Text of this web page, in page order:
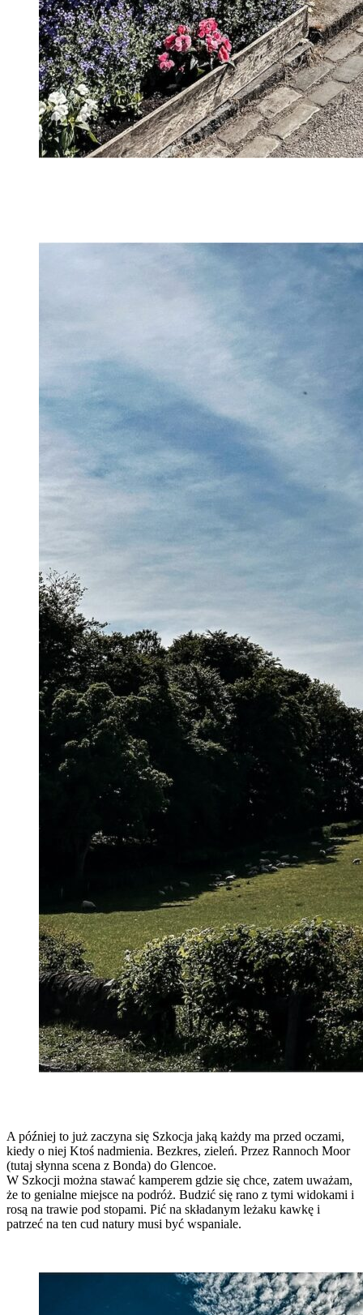
A później to już zaczyna się Szkocja jaką każdy ma przed oczami,
kiedy o niej Ktoś nadmienia. Bezkres, zieleń. Przez Rannoch Moor
(tutaj słynna scena z Bonda) do Glencoe.
W Szkocji można stawać kamperem gdzie się chce, zatem uważam,
że to genialne miejsce na podróż. Budzić się rano z tymi widokami i
rosą na trawie pod stopami. Pić na składanym leżaku kawkę i
patrzeć na ten cud natury musi być wspaniale.